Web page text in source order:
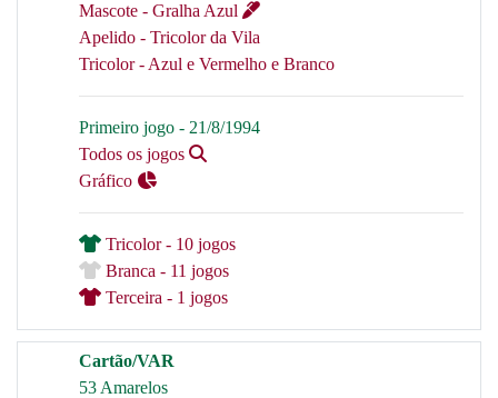
Mascote - Gralha Azul
Apelido - Tricolor da Vila
Tricolor - Azul e Vermelho e Branco
Primeiro jogo - 21/8/1994
Todos os jogos
Gráfico
Tricolor - 10 jogos
Branca - 11 jogos
Terceira - 1 jogos
Cartão/VAR
53 Amarelos